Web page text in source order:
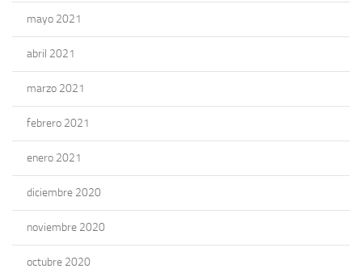
mayo 2021
abril 2021
marzo 2021
febrero 2021
enero 2021
diciembre 2020
noviembre 2020
octubre 2020